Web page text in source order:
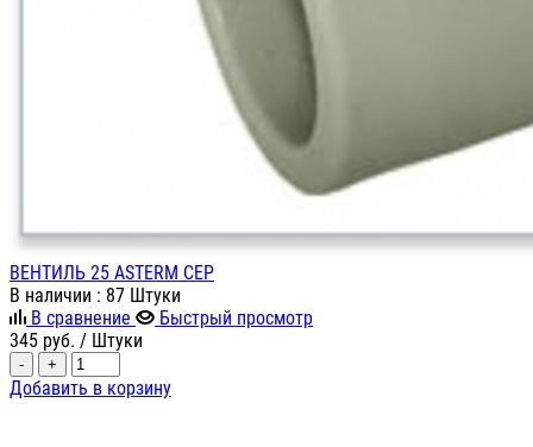
ВЕНТИЛЬ 25 ASTERM СЕР
В наличии : 87 Штуки
В сравнение
Быстрый просмотр
345 руб. / Штуки
- +
Добавить в корзину